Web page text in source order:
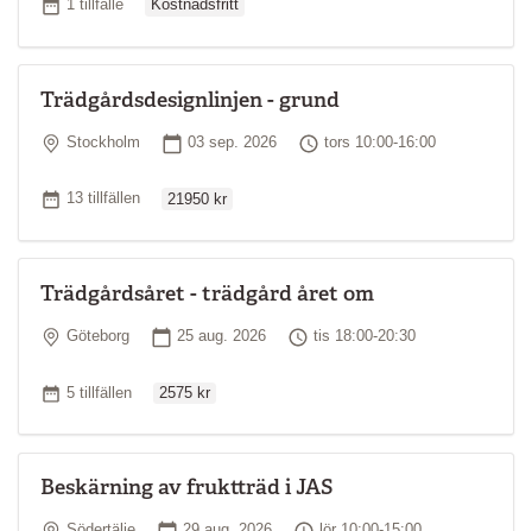
1 tillfälle Kostnadsfritt
Trädgårdsdesignlinjen - grund
Plats
Stockholm Startdatum
03 sep. 2026 Tid
tors 10:00-16:00
Antal tillfällen
13 tillfällen 21950 kr
Trädgårdsåret - trädgård året om
Plats
Göteborg Startdatum
25 aug. 2026 Tid
tis 18:00-20:30
Antal tillfällen
5 tillfällen 2575 kr
Beskärning av fruktträd i JAS